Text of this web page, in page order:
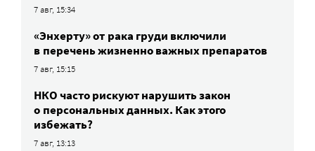
7 авг, 15:34
«Энхерту» от рака груди включили
в перечень жизненно важных препаратов
7 авг, 15:15
НКО часто рискуют нарушить закон
о персональных данных. Как этого
избежать?
7 авг, 13:13